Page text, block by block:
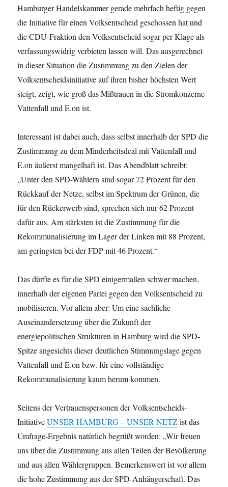
Hamburger Handelskammer gerade mehrfach heftig gegen
die Initiative für einen Volksentscheid geschossen hat und
die CDU-Fraktion den Volksentscheid sogar per Klage als
verfassungswidrig verbieten lassen will. Das ausgerechnet
in dieser Situation die Zustimmung zu den Zielen der
Volksentscheidsinitiative auf ihren bisher höchsten Wert
steigt, zeigt, wie groß das Mißtrauen in die Stromkonzerne
Vattenfall und E.on ist.
Interessant ist dabei auch, dass selbst innerhalb der SPD die
Zustimmung zu dem Minderheitsdeal mit Vattenfall und
E.on äußerst mangelhaft ist. Das Abendblatt schreibt:
„Unter den SPD-Wählern sind sogar 72 Prozent für den
Rückkauf der Netze, selbst im Spektrum der Grünen, die
für den Rückerwerb sind, sprechen sich nur 62 Prozent
dafür aus. Am stärksten ist die Zustimmung für die
Rekommunalisierung im Lager der Linken mit 88 Prozent,
am geringsten bei der FDP mit 46 Prozent.“
Das dürfte es für die SPD einigermaßen schwer machen,
innerhalb der eigenen Partei gegen den Volksentscheid zu
mobilisieren. Vor allem aber: Um eine sachliche
Auseinandersetzung über die Zukunft der
energiepolitischen Strukturen in Hamburg wird die SPD-
Spitze angesichts dieser deutlichen Stimmungslage gegen
Vattenfall und E.on bzw. für eine vollständige
Rekommunalisierung kaum herum kommen.
Seitens der Vertrauenspersonen der Volksentscheids-
InitiativeUNSER HAMBURG – UNSER NETZist das
Umfrage-Ergebnis natürlich begrüßt worden: „Wir freuen
uns über die Zustimmung aus allen Teilen der Bevölkerung
und aus allen Wählergruppen. Bemerkenswert ist vor allem
die hohe Zustimmung aus der SPD-Anhängerschaft. Das